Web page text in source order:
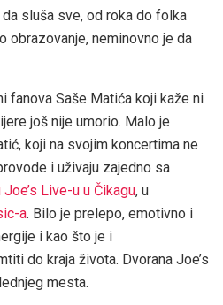
sluša sve, od roka do folka
obrazovanje, neminovno je da
fanova Saše Matića koji kaže ni
još nije umorio. Malo je
koji na svojim koncertima ne
i uživaju zajedno sa
Live-u u Čikagu, u
a. Bilo je prelepo, emotivno i
i kao što je i
do kraja života. Dvorana Joe’s
mesta.